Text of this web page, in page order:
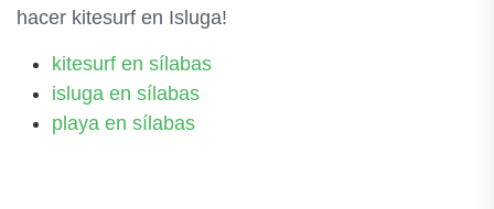
hacer kitesurf en Isluga!
kitesurf en sílabas
isluga en sílabas
playa en sílabas